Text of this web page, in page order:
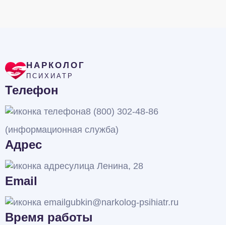
НАРКОЛОГ
ПСИХИАТР
Телефон
8 (800) 302-48-86
(информационная служба)
Адрес
улица Ленина, 28
Email
gubkin@narkolog-psihiatr.ru
Время работы